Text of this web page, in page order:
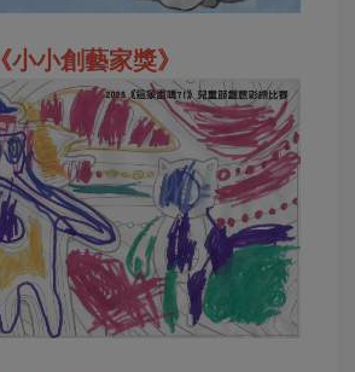
《小小創藝家獎》